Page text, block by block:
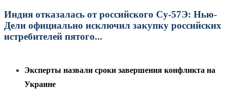
Индия отказалась от российского Су-57Э: Нью-
Дели официально исключил закупку российских
истребителей пятого...
Эксперты назвали сроки завершения конфликта на
Украине